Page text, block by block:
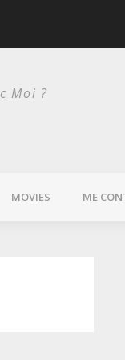
Bart Karaoke Box,
Moi ?
MOVIES ME